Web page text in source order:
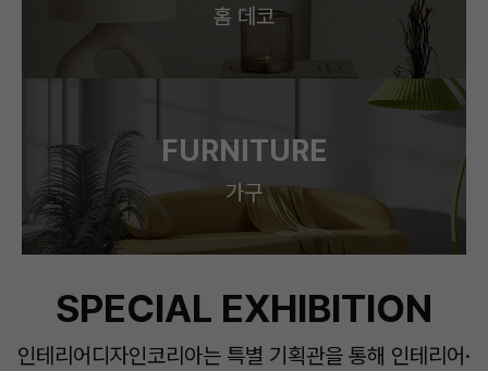
홈 데코
FURNITURE
가구
SPECIAL EXHIBITION
인테리어디자인코리아는 특별 기획관을 통해 인테리어·